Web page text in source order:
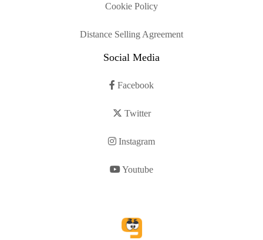
Cookie Policy
Distance Selling Agreement
Social Media
Facebook
Twitter
Instagram
Youtube